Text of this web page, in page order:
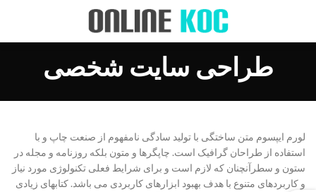
طراحی سایت شخصی
لورم ایپسوم متن ساختگی با تولید سادگی نامفهوم از صنعت چاپ و با
استفاده از طراحان گرافیک است. چاپگرها و متون بلکه روزنامه و مجله در
ستون و سطرآنچنان که لازم است و برای شرایط فعلی تکنولوژی مورد نیاز
و کاربردهای متنوع با هدف بهبود ابزارهای کاربردی می باشد. کتابهای زیادی